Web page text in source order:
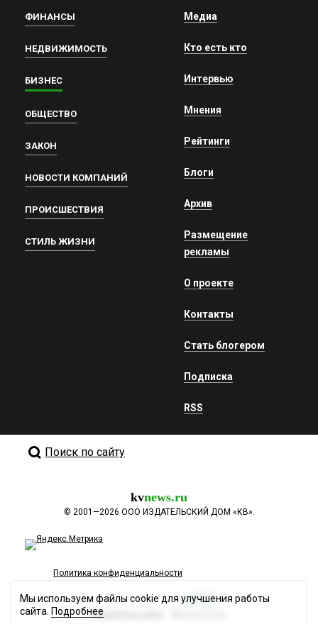
ФИНАНСЫ
НЕДВИЖИМОСТЬ
БИЗНЕС
ОБЩЕСТВО
ЗАКОН
НОВОСТИ КОМПАНИЙ
ПРОИСШЕСТВИЯ
СТИЛЬ ЖИЗНИ
Медиа
Кто есть кто
Интервью
Мнения
Рейтинги
Блоги
Архив
Размещение
рекламы
О проекте
Контакты
Стать блогером
Подписка
RSS
Поиск по сайту
kvnews.ru
© 2001—2026 ООО ИЗДАТЕЛЬСКИЙ ДОМ «КВ».
Политика конфиденциальности
Разработка сайта
Мы используем файлы cookie для улучшения работы
сайта. Подробнее